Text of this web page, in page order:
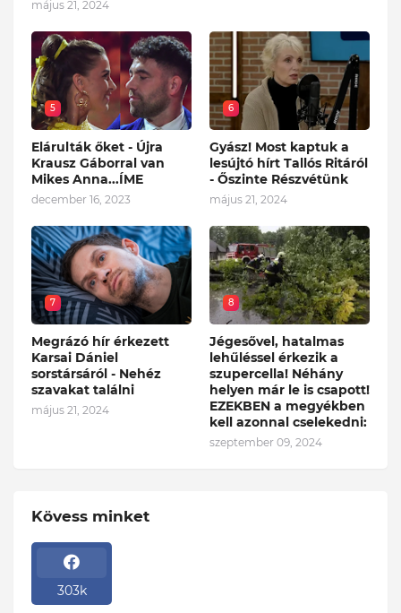
május 21, 2024
5
Elárulták őket - Újra
Krausz Gáborral van
Mikes Anna...ÍME
december 16, 2023
6
Gyász! Most kaptuk a
lesújtó hírt Tallós Ritáról
- Őszinte Részvétünk
május 21, 2024
7
Megrázó hír érkezett
Karsai Dániel
sorstársáról - Nehéz
szavakat találni
május 21, 2024
8
Jégesővel, hatalmas
lehűléssel érkezik a
szupercella! Néhány
helyen már le is csapott!
EZEKBEN a megyékben
kell azonnal cselekedni:
szeptember 09, 2024
Kövess minket
303k